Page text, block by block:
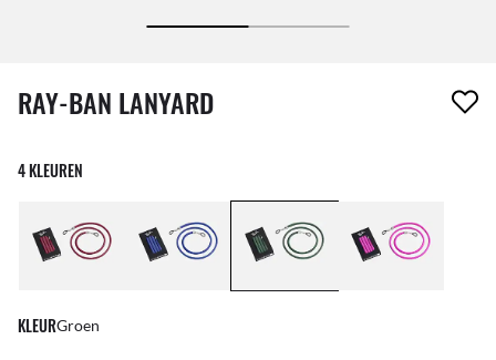
1 item is uit je verlanglijst verwijderd
RAY-BAN LANYARD
4 KLEUREN
KLEURGroen